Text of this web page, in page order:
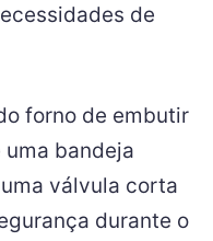
de
forno de embutir
uma bandeja
válvula corta
durante o